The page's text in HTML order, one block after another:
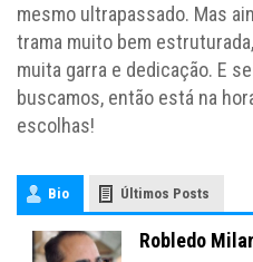
mesmo ultrapassado. Mas
trama muito bem
muita garra e dedicação. E
buscamos, então está na
escolhas!
Bio Últimos Posts
Robledo